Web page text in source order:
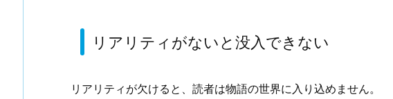
リアリティがないと没入できない
リアリティが欠けると、読者は物語の世界に入り込めません。